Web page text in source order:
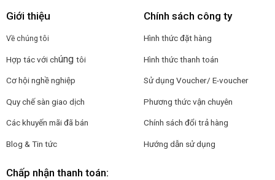
Giới thiệu
Về chúng tôi
Hợp tác với chúng tôi
Cơ hội nghề nghiệp
Quy chế sàn giao dịch
Các khuyến mãi đã bán
Blog & Tin tức
Chính sách công ty
Hình thức đặt hàng
Hình thức thanh toán
Sử dụng Voucher/ E-voucher
Phương thức vận chuyên
Chính sách đổi trả hàng
Hướng dẫn sử dụng
Chấp nhận thanh toán: